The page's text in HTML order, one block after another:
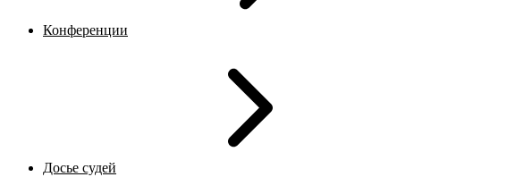
Конференции
Досье судей